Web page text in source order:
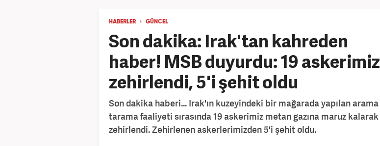
HABERLER GÜNCEL
Son dakika: Irak'tan kahreden
haber! MSB duyurdu: 19 askerimiz
zehirlendi, 5'i şehit oldu
Son dakika haberi... Irak'ın kuzeyindeki bir mağarada yapılan arama
tarama faaliyeti sırasında 19 askerimiz metan gazına maruz kalarak
zehirlendi. Zehirlenen askerlerimizden 5'i şehit oldu.